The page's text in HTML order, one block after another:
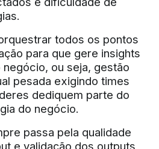
todos os pontos
para que gere insights
ou seja, gestão
pesada exigindo times
dediquem parte do
do negócio.
passa pela qualidade
e validação dos outputs